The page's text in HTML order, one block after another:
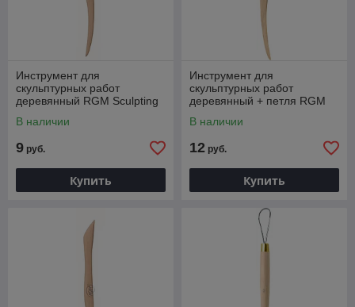
Инструмент для
скульптурных работ
деревянный RGM Sculpting
В наличии
9 руб.
Купить
Инструмент для
скульптурных работ
деревянный + петля RGM
В наличии
12 руб.
Купить